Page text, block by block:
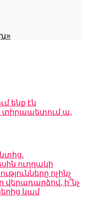
ենք էն
տիրապետում ա,
ուղղակի
ոչինչ
վերադարձով, ի՞նչ
կամ